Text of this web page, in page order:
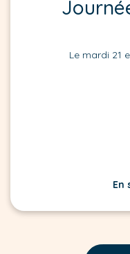
Le mardi 21
En